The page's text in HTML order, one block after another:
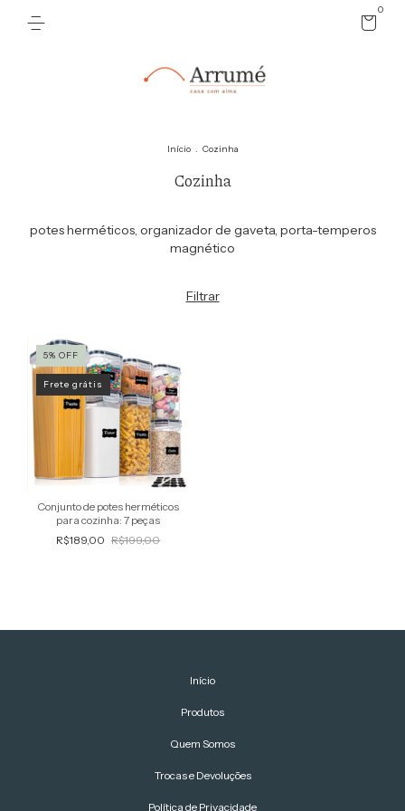
0
Início . Cozinha
Cozinha
potes herméticos, organizador de gaveta, porta-temperos
magnético
Filtrar
5% OFF
Frete grátis
Conjunto de potes herméticos
para cozinha: 7 peças
R$189,00 R$199,00
Início
Produtos
Quem Somos
Trocas e Devoluções
Política de Privacidade